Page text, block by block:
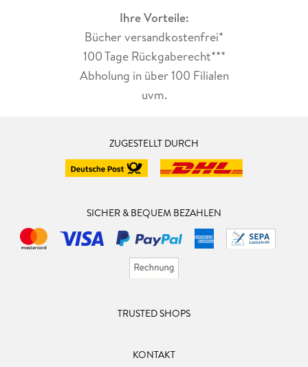
Ihre Vorteile:
Bücher versandkostenfrei*
100 Tage Rückgaberecht***
Abholung in über 100 Filialen
uvm.
ZUGESTELLT DURCH
SICHER & BEQUEM BEZAHLEN
TRUSTED SHOPS
KONTAKT